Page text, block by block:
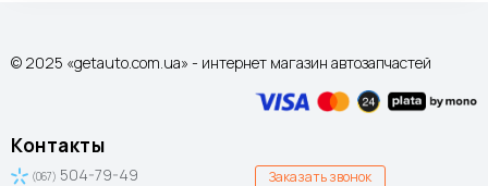
© 2025 «getauto.com.ua» - интернет магазин автозапчастей
Контакты
(067) 504-79-49 Заказать звонок